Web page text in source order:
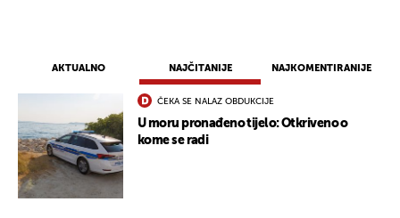
AKTUALNO NAJČITANIJE NAJKOMENTIRANIJE
ČEKA SE NALAZ OBDUKCIJE
U moru pronađeno tijelo: Otkriveno o
kome se radi